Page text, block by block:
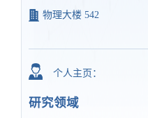
物理大楼 542
个人主页：
研究领域